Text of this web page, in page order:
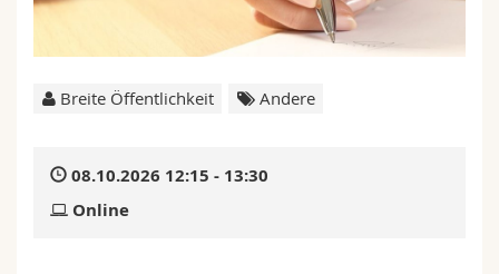
Math.-Nat. und Med. Fak.
Breite Öffentlichkeit Andere
08.10.2026 12:15 - 13:30
Online